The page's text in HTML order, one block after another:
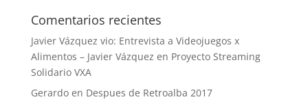
Comentarios recientes
Javier Vázquez vio: Entrevista a Videojuegos x
Alimentos – Javier Vázquez en Proyecto Streaming
Solidario VXA
Gerardoen Despues de Retroalba 2017